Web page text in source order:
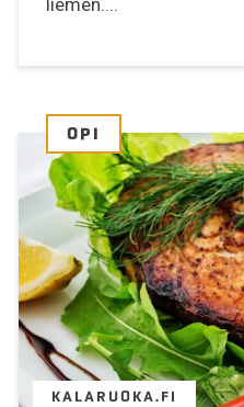
liemen....
OPI
KALARUOKA.FI